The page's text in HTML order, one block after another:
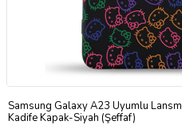
Samsung Galaxy A23 Uyumlu
Kadife Kapak-Siyah (Şeffaf)